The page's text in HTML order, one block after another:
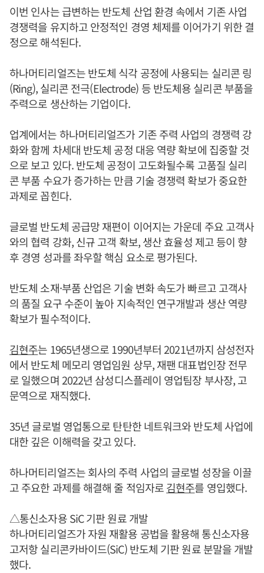
이번 인사는 급변하는 반도체 산업 환경 속에서 기존 사업
경쟁력을 유지하고 안정적인 경영 체제를 이어가기 위한 결
정으로 해석된다.
하나머티리얼즈는 반도체 식각 공정에 사용되는 실리콘 링
(Ring), 실리콘 전극(Electrode) 등 반도체용 실리콘 부품을
주력으로 생산하는 기업이다.
업계에서는 하나머티리얼즈가 기존 주력 사업의 경쟁력 강
화와 함께 차세대 반도체 공정 대응 역량 확보에 집중할 것
으로 보고 있다. 반도체 공정이 고도화될수록 고품질 실리
콘 부품 수요가 증가하는 만큼 기술 경쟁력 확보가 중요한
과제로 꼽힌다.
글로벌 반도체 공급망 재편이 이어지는 가운데 주요 고객사
와의 협력 강화, 신규 고객 확보, 생산 효율성 제고 등이 향
후 경영 성과를 좌우할 핵심 요소로 평가된다.
반도체 소재·부품 산업은 기술 변화 속도가 빠르고 고객사
의 품질 요구 수준이 높아 지속적인 연구개발과 생산 역량
확보가 필수적이다.
김현주는 1965년생으로 1990년부터 2021년까지 삼성전자
에서 반도체 메모리 영업임원 상무, 재팬 대표법인장 전무
로 일했으며 2022년 삼성디스플레이 영업팀장 부사장, 고
문역으로 재직했다.
35년 글로벌 영업통으로 탄탄한 네트워크와 반도체 사업에
대한 깊은 이해력을 갖고 있다.
하나머티리얼즈는 회사의 주력 사업의 글로벌 성장을 이끌
고 주요한 과제를 해결해 줄 적임자로김현주를 영입했다.
△통신소자용 SiC 기판 원료 개발
하나머티리얼즈가 자원 재활용 공법을 활용해 통신소자용
고저항 실리콘카바이드(SiC) 반도체 기판 원료 분말을 개발
했다.